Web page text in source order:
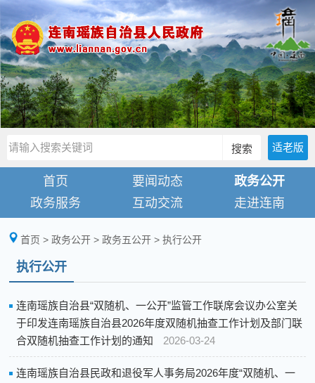
搜索 适老版
首页 要闻动态
政务公开
政务服务
互动交流 走进连南
首页 >政务公开 >政务五公开 >执行公开
执行公开
连南瑶族自治县“双随机、一公开”监管工作联席会议办公室关
于印发连南瑶族自治县2026年度双随机抽查工作计划及部门联
合双随机抽查工作计划的通知
2026-03-24
连南瑶族自治县民政和退役军人事务局2026年度“双随机、一